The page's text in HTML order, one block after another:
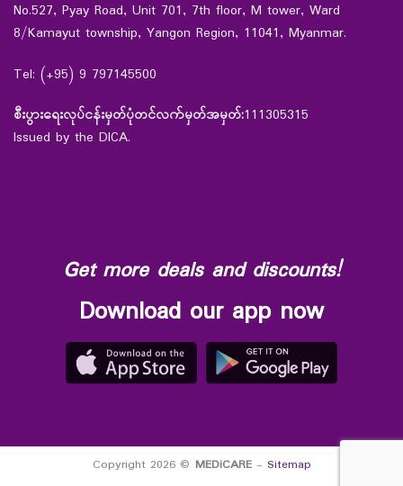
No.527, Pyay Road, Unit 701, 7th floor, M tower, Ward
8/Kamayut township, Yangon Region, 11041, Myanmar.
Tel: (+95) 9 797145500
စီးပွားရေးလုပ်ငန်းမှတ်ပုံတင်လက်မှတ်အမှတ်:111305315
Issued by the DICA.
Get more deals and discounts!
Download our app now
Copyright 2026 © MEDiCARE- Sitemap